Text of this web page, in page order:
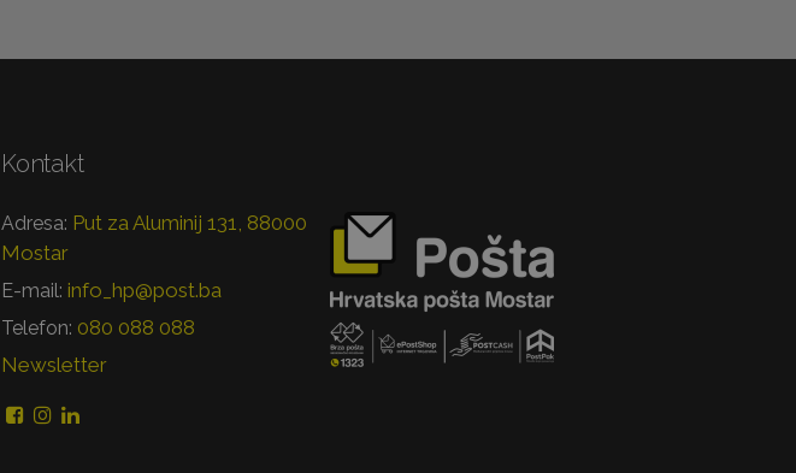
Kontakt
Adresa: Put za Aluminij 131, 88000
Mostar
E-mail: info_hp@post.ba
Telefon: 080 088 088
Newsletter